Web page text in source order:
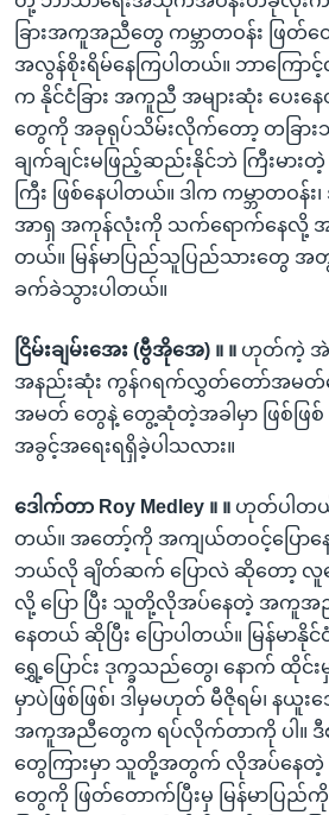
ခြားအကူအညီတွေ ကမ္ဘာတဝန်း ဖြ
အလွန်စိုးရိမ်နေကြပါတယ်။ ဘာကြေ
က နိုင်ငံခြား အကူညီ အများဆုံး ပေးနေ
တွေကို အခုရုပ်သိမ်းလိုက်တော့ တခြာ
ချက်ချင်းမဖြည့်ဆည်းနိုင်ဘဲ ကြီးမ
ကြီး ဖြစ်နေပါတယ်။ ဒါက ကမ္ဘာတဝန်
အာရှ အကုန်လုံးကို သက်ရောက်နေလို့ အ
တယ်။ မြန်မာပြည်သူပြည်သားတွေ
ခက်ခဲသွားပါတယ်။
ငြိမ်းချမ်းအေး (ဗွီအိုအေ) ။ ။ ဟုတ်ကဲ့ အဲ
အနည်းဆုံး ကွန်ဂရက်လွှတ်တော်အမ
အမတ် တွေနဲ့ တွေ့ဆုံတဲ့အခါမှာ ဖြစ်ဖြ
အခွင့်အရေးရရှိခဲ့ပါသလား။
ဒေါက်တာ Roy Medley ။ ။ ဟုတ်ပါတယ်။
တယ်။ အတော့်ကို အကျယ်တဝင့်ပြောနေတ
ဘယ်လို ချိတ်ဆက် ပြောလဲ ဆိုတော့ လူ
လို့ ပြော ပြီး သူတို့လိုအပ်နေတဲ့ အကူအ
နေတယ် ဆိုပြီး ပြောပါတယ်။ မြန်မာ
ရွှေ့ပြောင်း ဒုက္ခသည်တွေ၊ နောက် ထိုင်းမှ
မှာပဲဖြစ်ဖြစ်၊ ဒါမှမဟုတ် မီဇိုရမ်၊ နယူး
အကူအညီတွေက ရပ်လိုက်တာကို ပါ။ ဒီစ
တွေကြားမှာ သူတို့အတွက် လိုအပ်နေတဲ့
တွေကို ဖြတ်တောက်ပြီးမှ မြန်မာပြည်